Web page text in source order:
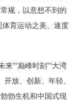
规，以意想不到的
体育运动之美、速度
来”“巅峰时刻”“大湾
放、创新、年轻、
勃生机和中国式现